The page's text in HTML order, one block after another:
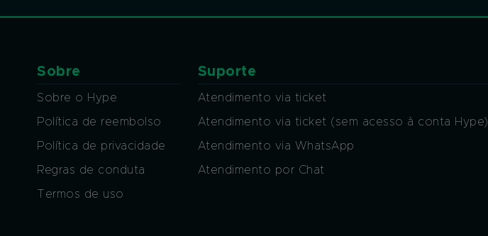
Sobre
Sobre o Hype
Política de reembolso
Política de privacidade
Regras de conduta
Termos de uso
Suporte
Atendimento via ticket
Atendimento via ticket (sem acesso à conta Hype)
Atendimento via WhatsApp
Atendimento por Chat